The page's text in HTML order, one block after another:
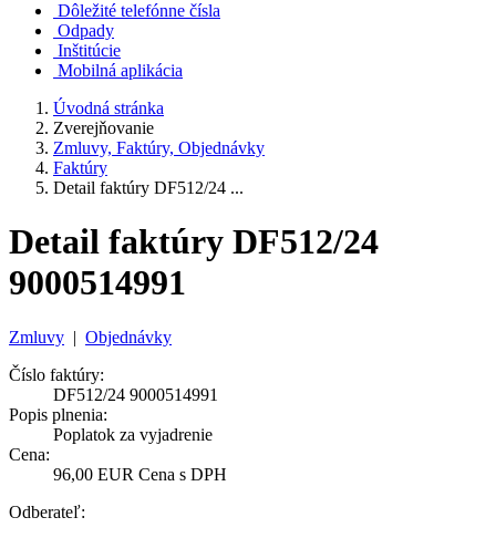
Dôležité telefónne čísla
Odpady
Inštitúcie
Mobilná aplikácia
Úvodná stránka
Zverejňovanie
Zmluvy, Faktúry, Objednávky
Faktúry
Detail faktúry DF512/24 ...
Detail faktúry DF512/24
9000514991
Zmluvy | Objednávky
Číslo faktúry:
DF512/24 9000514991
Popis plnenia:
Poplatok za vyjadrenie
Cena:
96,00 EUR Cena s DPH
Odberateľ: